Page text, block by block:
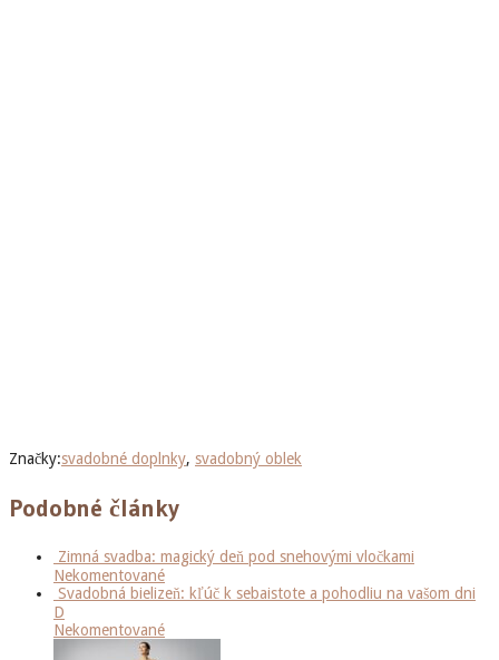
Značky:svadobné doplnky, svadobný oblek
Podobné články
Zimná svadba: magický deň pod snehovými vločkami
Nekomentované
Svadobná bielizeň: kľúč k sebaistote a pohodliu na vašom dni
D
Nekomentované